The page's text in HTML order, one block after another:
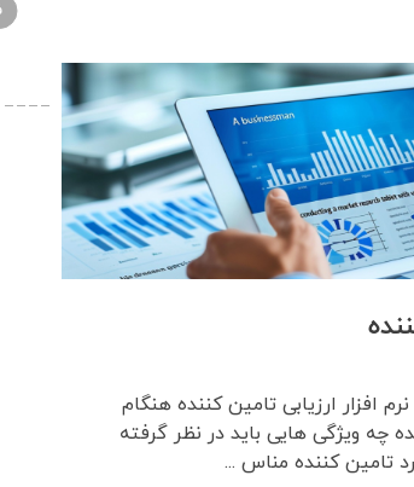
افزار ارزیابی تامین کننده هنگام
چه ویژگی هایی باید در نظر گرفته
تامین کننده مناس ...